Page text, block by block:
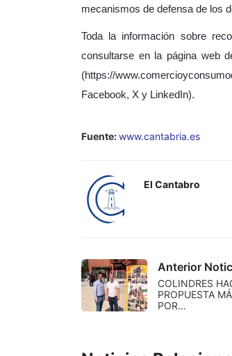
mecanismos de defensa de los
Toda la información sobre
consultarse en la página web
(https://
Facebook, X y LinkedIn).
Fuente:www.cantabria.es
El Cantabro
Anterior
COLINDRES
PROPUESTA
POR…